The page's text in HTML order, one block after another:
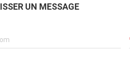
UN MESSAGE